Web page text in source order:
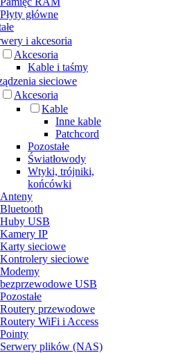
Płyty główne
i akcesoria
Akcesoria
Kable i taśmy
sieciowe
Akcesoria
Kable
Inne kable
Patchcord
Pozostałe
Światłowody
Wtyki, trójniki,
końcówki
Anteny
Bluetooth
Huby USB
Kamery IP
Karty sieciowe
Kontrolery sieciowe
Modemy
bezprzewodowe USB
Pozostałe
Routery przewodowe
Routery WiFi i Access
Pointy
Serwery plików (NAS)